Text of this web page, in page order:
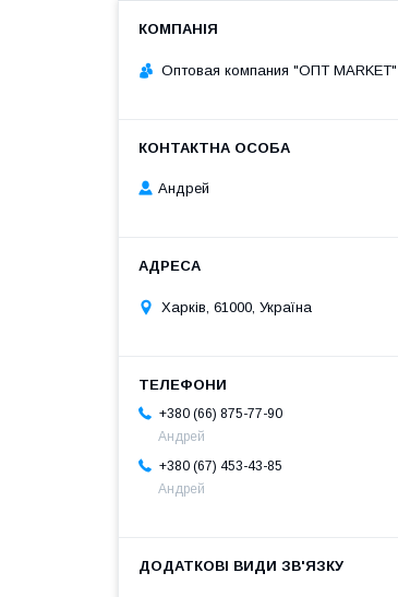
Оптовая компания "ОПТ MARKET"
Андрей
Харків, 61000, Україна
+380 (66) 875-77-90
Андрей
+380 (67) 453-43-85
Андрей